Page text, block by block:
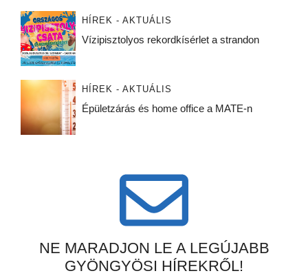
HÍREK - AKTUÁLIS
Vízipisztolyos rekordkísérlet a strandon
HÍREK - AKTUÁLIS
Épületzárás és home office a MATE-n
NE MARADJON LE A LEGÚJABB
GYÖNGYÖSI HÍREKRŐL!